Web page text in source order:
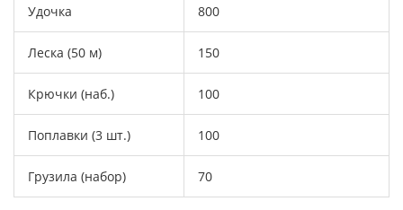
Удочка 800
Леска (50 м) 150
Крючки (наб.) 100
Поплавки (3 шт.) 100
Грузила (набор) 70